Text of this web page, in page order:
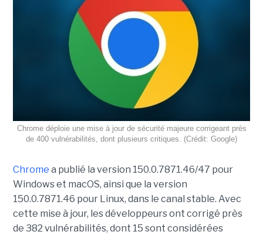
Chrome déploie une mise à jour de sécurité majeure corrigeant près
de 400 vulnérabilités, dont plusieurs critiques. (Crédit: Google)
Chrome a publié la version 150.0.7871.46/47 pour
Windows et macOS, ainsi que la version
150.0.7871.46 pour Linux, dans le canal stable. Avec
cette mise à jour, les développeurs ont corrigé près
de 382 vulnérabilités, dont 15 sont considérées